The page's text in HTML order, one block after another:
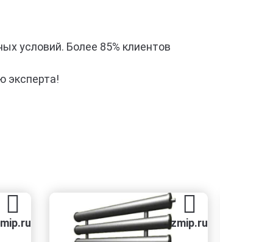
условий. Более 85% клиентов
эксперта!
zmip.ru